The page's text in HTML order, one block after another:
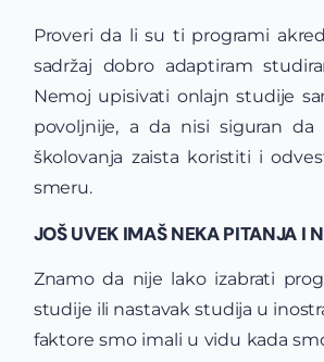
Proveri da li su ti programi
sadržaj dobro adaptiram
Nemoj upisivati onlajn studije
povoljnije, a da nisi siguran
školovanja zaista koristiti i
smeru.
JOŠ UVEK IMAŠ NEKA PITANJA I
Znamo da nije lako izabrati
studije ili nastavak studija u
faktore smo imali u vidu kada